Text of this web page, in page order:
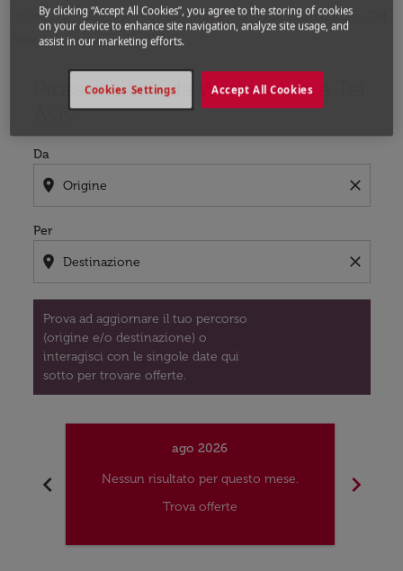
Home Voli Voli per Israele
Voli Washington - Tel
Prossimo voli da Washington a Tel
Aviv
Da
location_on close
Per
location_on close
Prova ad aggiornare il tuo percorso
(origine e/o destinazione) o
interagisci con le singole date qui
sotto per trovare offerte.
Prova ad aggiornare il tuo percorso (origine e/o
chevron_left
ago 2026
Nessun risultato per questo mese.
Trova offerte
chevron_right
By clicking “Accept All Cookies”, you agree to the storing of cookies
on your device to enhance site navigation, analyze site usage, and
assist in our marketing efforts.
Accept All Cookies
Cookies Settings